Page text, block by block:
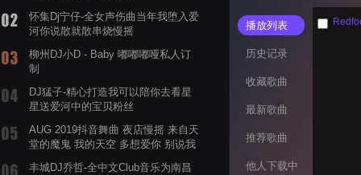
怀集Dj宁仔-全女声伤曲当年我堕入爱
河你说散就散串烧慢摇
柳州DJ小D - Baby 嘟嘟嘟哑私人订
制
DJ猛子-精心打造我可以陪你去看星
星送爱河中的宝贝粉丝
AUG 2019抖音舞曲 夜店慢摇 来自天
堂的魔鬼 我的天空 多想爱你 别说我
丰城DJ乔哲-全中文Club音乐为南昌
播放列表
历史记录
收藏歌曲
最新歌曲
推荐歌曲
他人下载中